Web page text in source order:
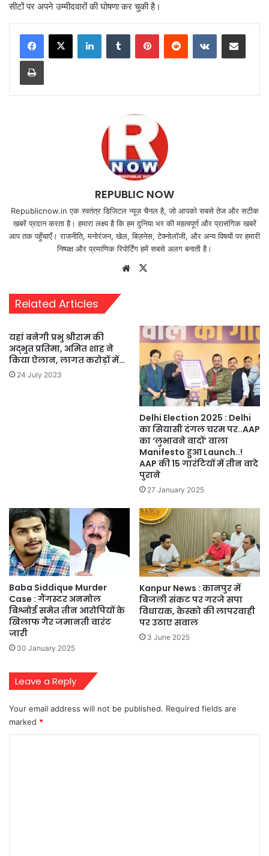
सीटों पर अपने उम्मीदवारों की घोषणा कर चुकी है।
LinkedInTumblr PinterestReddit VKontakteShare via Email
Print
REPUBLIC NOW
Republicnow.in एक स्वतंत्र डिजिटल न्यूज़ चैनल है, जो आपको सबसे तेज और सटीक
खबरें प्रदान करता है। हमारा लक्ष्य है कि हम दुनिया भर की महत्वपूर्ण और प्रासंगिक खबरें
आप तक पहुँचाएँ। राजनीति, मनोरंजन, खेल, बिज़नेस, टेक्नोलॉजी, और अन्य विषयों पर हमारी
निष्पक्ष और प्रमाणिक रिपोर्टिंग हमें सबसे अलग बनाती है।
Website
Related Articles
यहां बनेगी प्रभु श्रीराम की
अद्भुत प्रतिमा, अमित शाह ने
किया ऐलान, लागत करोड़ों में…
24 July 2023
Delhi Election 2025 : Delhi
का सियासी दंगल चरम पर..AAP
का ‘लुभावने वादों’ वाला
Manifesto हुआ Launch..!
AAP की 15 गारंटियों में तीन वादे
पुराने
27 January 2025
Baba Siddique Murder
Case : गैंगस्टर अनमोल
बिश्नोई समेत तीन आरोपियों के
खिलाफ गैर जमानती वारंट
जारी
30 January 2025
Kanpur News : कानपुर में
बिजली संकट पर गरजे सपा
विधायक, केस्को की लापरवाही
पर उठाए सवाल
3 June 2025
Leave a Reply
Your email address will not be published. Required fields are
marked *